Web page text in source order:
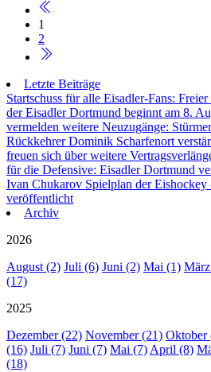
1
2
Letzte Beiträge
Startschuss für alle Eisadler-Fans:
der Eisadler Dortmund beginnt am 8.
vermelden weitere Neuzugänge:
Rückkehrer Dominik Scharfenort
freuen sich über weitere
für die Defensive: Eisadler Dortmund
Ivan Chukarov Spielplan der
veröffentlicht
Archiv
2026
August (2) Juli (6) Juni (2) Mai (1)
(17)
2025
Dezember (22) November (21) Oktober
(16) Juli (7) Juni (7) Mai (7)April (8)
(18)